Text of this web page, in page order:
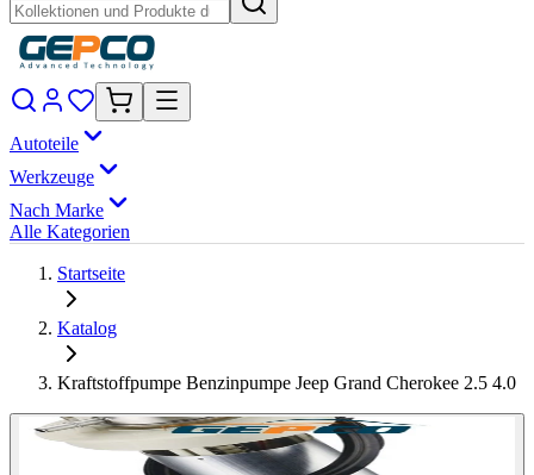
Autoteile
Werkzeuge
Nach Marke
Alle Kategorien
Startseite
Katalog
Kraftstoffpumpe Benzinpumpe Jeep Grand Cherokee 2.5 4.0